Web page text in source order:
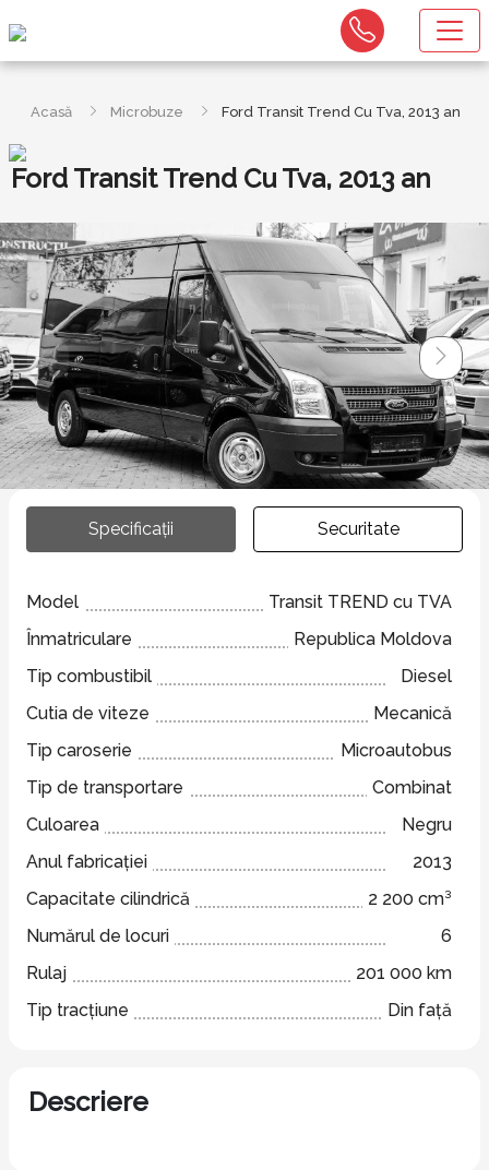
Acasă Microbuze Ford Transit Trend Cu Tva, 2013 an
Ford Transit Trend Cu Tva, 2013 an
Specificații Securitate
Model
Transit TREND cu TVA
Înmatriculare
Republica Moldova
Tip combustibil
Diesel
Cutia de viteze
Mecanică
Tip caroserie
Microautobus
Tip de transportare
Combinat
Culoarea
Negru
Anul fabricației
2013
Capacitate cilindrică
2 200 cm³
Numărul de locuri
6
Rulaj
201 000 km
Tip tracțiune
Din față
Descriere